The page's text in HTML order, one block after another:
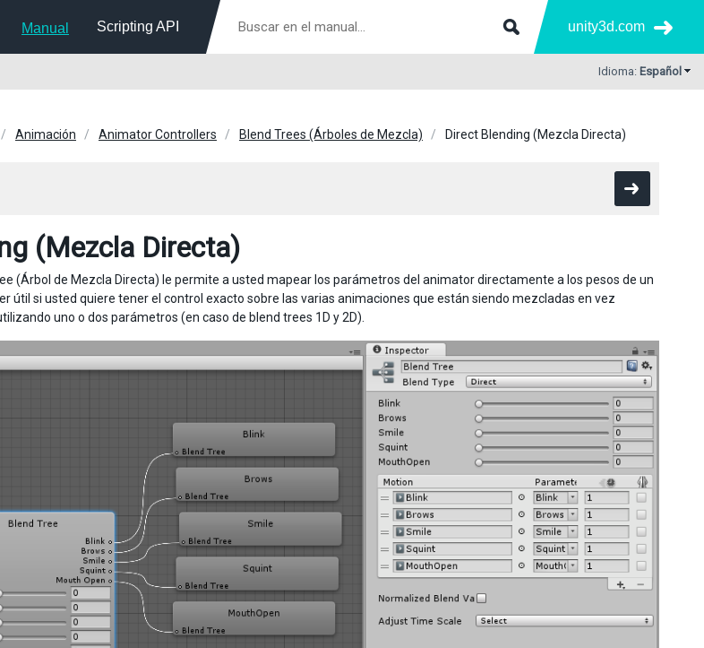
Manual Scripting API unity3d.com
Idioma: Español
Animación Animator Controllers Blend Trees (Árboles de Mezcla) Direct Blending (Mezcla Directa)
(Mezcla Directa)
(Árbol de Mezcla Directa) le permite a usted mapear los parámetros del animator directamente a los pesos de un
útil si usted quiere tener el control exacto sobre las varias animaciones que están siendo mezcladas en vez
uno o dos parámetros (en caso de blend trees 1D y 2D).